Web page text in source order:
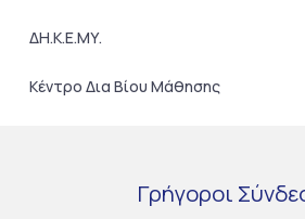
ΔΗ.Κ.Ε.ΜΥ.
Κέντρο Δια Βίου Μάθησης
Γρήγοροι